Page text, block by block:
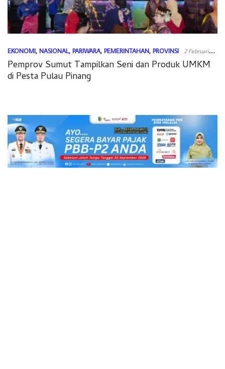
EKONOMI, NASIONAL, PARIWARA, PEMERINTAHAN, PROVINSI 2 Februari
2025
Pemprov Sumut Tampilkan Seni dan Produk UMKM
di Pesta Pulau Pinang